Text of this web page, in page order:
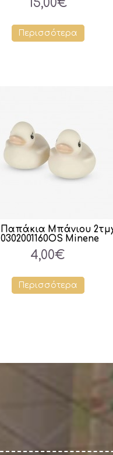
15,00€
Περισσότερα
Μπάνιου
Minene
4,00€
Περισσότερα